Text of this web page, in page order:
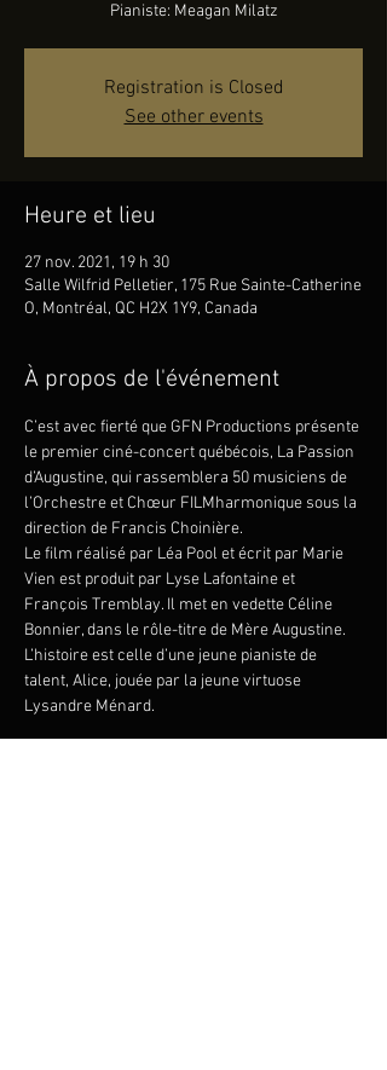
Pianiste: Meagan Milatz
Registration is Closed
See other events
Heure et lieu
27 nov. 2021, 19 h 30
Salle Wilfrid Pelletier, 175 Rue Sainte-Catherine
O, Montréal, QC H2X 1Y9, Canada
À propos de l'événement
C’est avec fierté que GFN Productions présente
le premier ciné-concert québécois, La Passion
d’Augustine, qui rassemblera 50 musiciens de
l’Orchestre et Chœur FILMharmonique sous la
direction de Francis Choinière.
Le film réalisé par Léa Pool et écrit par Marie
Vien est produit par Lyse Lafontaine et
François Tremblay. Il met en vedette Céline
Bonnier, dans le rôle-titre de Mère Augustine.
L’histoire est celle d’une jeune pianiste de
talent, Alice, jouée par la jeune virtuose
Lysandre Ménard.